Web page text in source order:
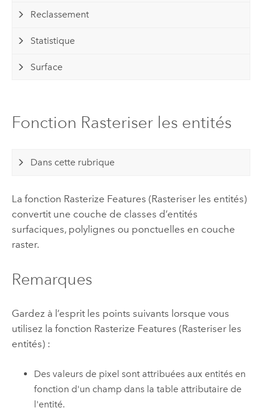
Reclassement
Statistique
Surface
Fonction Rasteriser les entités
Dans cette rubrique
La fonction Rasterize Features (Rasteriser les entités)
convertit une couche de classes d’entités
surfaciques, polylignes ou ponctuelles en couche
raster.
Remarques
Gardez à l’esprit les points suivants lorsque vous
utilisez la fonction Rasterize Features (Rasteriser les
entités) :
Des valeurs de pixel sont attribuées aux entités en
fonction d'un champ dans la table attributaire de
l'entité.